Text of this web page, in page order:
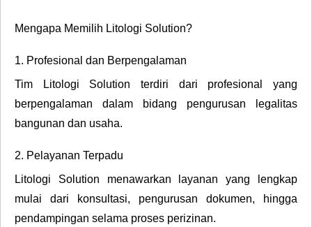
Mengapa Memilih Litologi Solution?
1. Profesional dan Berpengalaman
Tim Litologi Solution terdiri dari profesional yang
berpengalaman dalam bidang pengurusan legalitas
bangunan dan usaha.
2. Pelayanan Terpadu
Litologi Solution menawarkan layanan yang lengkap
mulai dari konsultasi, pengurusan dokumen, hingga
pendampingan selama proses perizinan.